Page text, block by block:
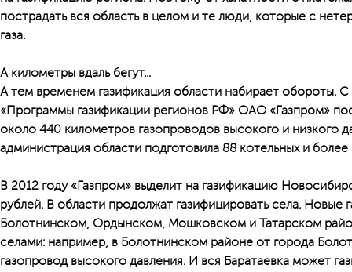
пострадать вся область в целом и те люди, которые с
газа.
А километры вдаль бегут...
А тем временем газификация области набирает обороты. С
«Программы газификации регионов РФ» ОАО «Газпром»
около 440 километров газопроводов высокого и низкого
администрация области подготовила 88 котельных и
В 2012 году «Газпром» выделит на газификацию
рублей. В области продолжат газифицировать села. Новые
Болотнинском, Ордынском, Мошковском и Татарском
селами: например, в Болотнинском районе от города
газопровод высокого давления. И вся Баратаевка может